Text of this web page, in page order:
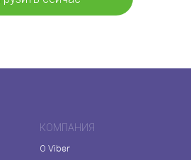
КОМПАНИЯ
О Viber